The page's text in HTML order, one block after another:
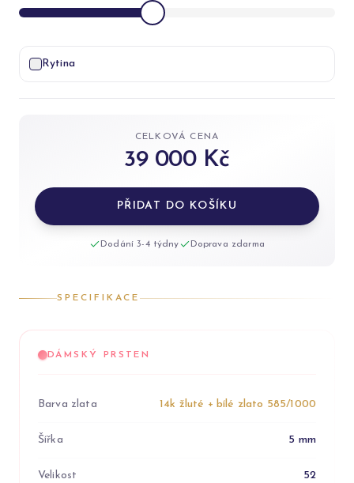
Rytina
CELKOVÁ CENA
39 000 Kč
PŘIDAT DO KOŠÍKU
Dodání 3-4 týdny Doprava zdarma
SPECIFIKACE
DÁMSKÝ PRSTEN
Barva zlata 14k žluté + bílé zlato 585/1000
Šířka 5 mm
Velikost 52